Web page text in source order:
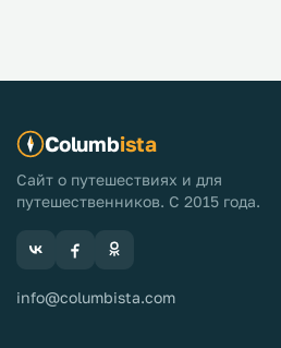
Columbista
Сайт о путешествиях и для
путешественников. С 2015 года.
info@columbista.com